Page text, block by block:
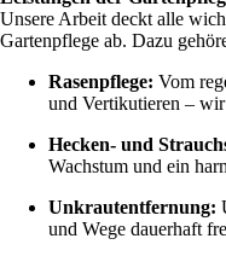
Unsere Arbeit deckt alle
Gartenpflege ab. Dazu
Rasenpflege: Vom
und Vertikutieren – wir
Hecken- und
Wachstum und ein
Unkrautentfernung:
und Wege dauerhaft